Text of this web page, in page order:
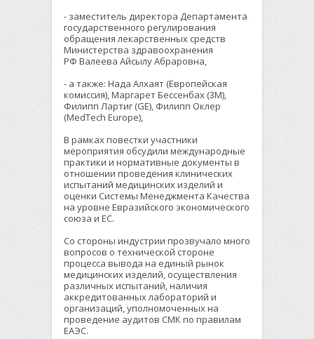
- заместитель директора Департамента
государственного регулирования
обращения лекарственных средств
Министерства здравоохранения
РФ Валеева Айсылу Абраровна,
- а также: Нада Алхаят (Европейская
комиссия), Маргарет Бессенбах (3М),
Филипп Лартиг (GE), Филипп Оклер
(MedTech Europe),
В рамках повестки участники
мероприятия обсудили международные
практики и нормативные документы в
отношении проведения клинических
испытаний медицинских изделий и
оценки Системы Менеджмента Качества
на уровне Евразийского экономического
союза и ЕС.
Со стороны индустрии прозвучало много
вопросов о технической стороне
процесса вывода на единый рынок
медицинских изделий, осуществления
различных испытаний, наличия
аккредитованных лабораторий и
организаций, уполномоченных на
проведение аудитов СМК по правилам
ЕАЭС.